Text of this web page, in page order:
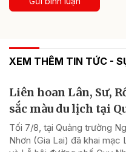
XEM THÊM TIN TỨC -
Liên hoan Lân, Sư,
sắc màu du lịch tại
Tối 7/8, tại Quảng trường
Nhơn (Gia Lai) đã khai mạc